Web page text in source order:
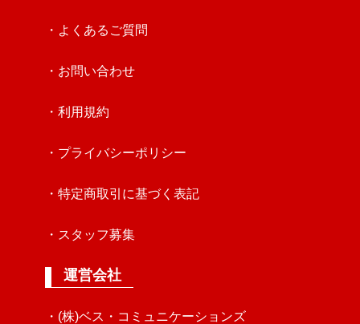
・よくあるご質問
・お問い合わせ
・利用規約
・プライバシーポリシー
・特定商取引に基づく表記
・スタッフ募集
運営会社
・(株)ベス・コミュニケーションズ